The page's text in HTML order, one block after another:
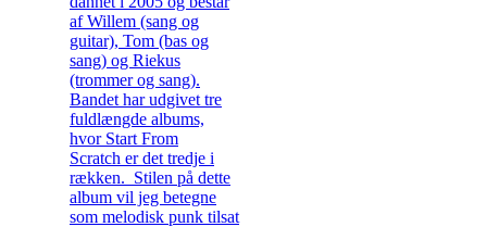
af Willem (sang og
guitar), Tom (bas og
sang) og Riekus
(trommer og sang).
Bandet har udgivet tre
fuldlængde albums,
hvor Start From
Scratch er det tredje i
rækken. Stilen på dette
album vil jeg betegne
som melodisk punk tilsat